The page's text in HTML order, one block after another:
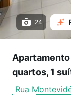
24
Apartamento
quartos, 1
Rua